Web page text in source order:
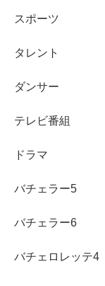
ここからは、兄
のか
を知ると、
出やすくなります
長男・一成さ
まず長男は、「
弟の話題が広がる
スポーツ
タレント
ダンサー
テレビ番組
ドラマ
バチェラー5
バチェラー6
バチェロレッテ4